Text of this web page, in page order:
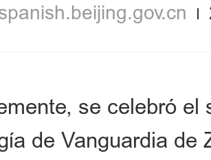
se celebró
de Vanguardia